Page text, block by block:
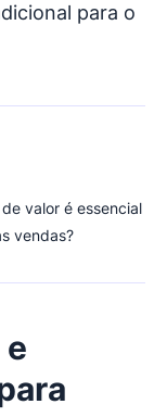
para o
valor é essencial
vendas?